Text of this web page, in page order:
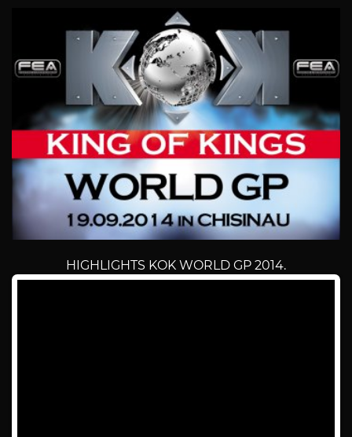
HIGHLIGHTS KOK WORLD GP 2014.